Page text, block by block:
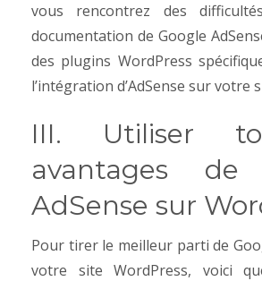
vous rencontrez des
documentation de Google
des plugins WordPress
l’intégration d’AdSense sur votre
III. Utiliser
avantages de
AdSense sur
Pour tirer le meilleur parti de
votre site WordPress, voici